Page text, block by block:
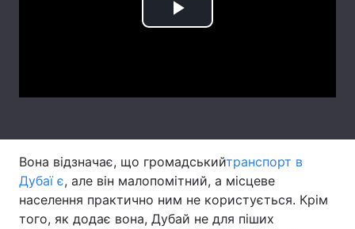
Play
Вона відзначає, що громадськийтранспорт в
Дубаї є, але він малопомітний, а місцеве
населення практично ним не користується. Крім
того, як додає вона, Дубай не для піших